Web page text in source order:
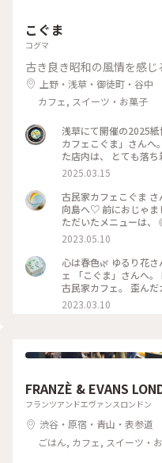
こぐま
コグマ
古き良き昭和の風情を感じ
上野・浅草・御徒町・谷中
カフェ, スイーツ・お菓子
浅草にて開催の2025紙博に行
カフェこぐま」さんへ
た店内は、 とても落
いかった！ 食事とスイーツで悩みましたが、 今回はランチ兼
ディナーとして焼きオ
て、美味しかったです
舟 #東向島 #古民家カ
2025.03.15
古民家カフェこぐま
向島へ♡ 前におじゃま
ただいたメニューは
ういう名前） ◎焼きカ
ムソーダ（笑） （前
カレー旨しです！🍛 *
が落ち着きます。 ポ
したいと思います🧸💕
薬局 #ランチ #スイー
トロな街 #ひとりカフ
2023.05.10
心は春色🌿 ゆるり花
ェ 「こぐま」さんへ
古民家カフェ。 歪ん
いものと、学校の机と
な店内で あんみつ玉
た。 #心は春色#東向
2023.03.10
FRANZÈ & EVANS
フランツアンドエヴァンスロンドン
渋谷・原宿・青山・表参道
ごはん, カフェ, スイーツ・